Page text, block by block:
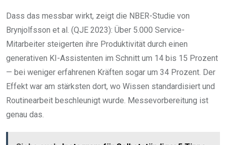
Dass das messbar wirkt, zeigt die NBER-Studie von
Brynjolfsson et al. (QJE 2023): Über 5.000 Service-
Mitarbeiter steigerten ihre Produktivität durch einen
generativen KI-Assistenten im Schnitt um 14 bis 15 Prozent
— bei weniger erfahrenen Kräften sogar um 34 Prozent. Der
Effekt war am stärksten dort, wo Wissen standardisiert und
Routinearbeit beschleunigt wurde. Messevorbereitung ist
genau das.